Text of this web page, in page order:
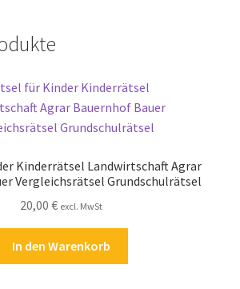
Kinderrätsel Landwirtschaft Agrar
Vergleichsrätsel Grundschulrätsel
20,00 € excl. MwSt
In den Warenkorb